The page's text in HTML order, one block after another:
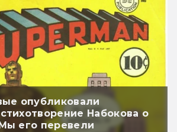
опубликовали
Набокова о
его перевели